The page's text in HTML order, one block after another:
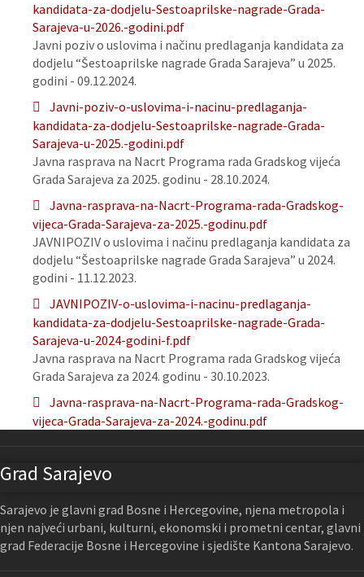
kandidata-za-dodjelu-Sestoaprilske-nagrade-Grada-
Sarajeva-u-2026.-godini.pdf
Javni poziv o uslovima i načinu predlaganja kandidata za
dodjelu “Šestoaprilske nagrade Grada Sarajeva” u 2025.
godini - 09.12.2024.
Javni-poziv-o-uslovima-i-nacinu-predlaganja-
kandidata-za-dodjelu-Sestoaprilske-nagrade-Grada-
Sarajeva-u-2025.-godini.pdf
Javna rasprava na Nacrt Programa rada Gradskog vijeća
Grada Sarajeva za 2025. godinu - 28.10.2024.
Javna-rasprava-na-Nacrt-Programa-rada-Gradskog-
vijeca-Grada-Sarajeva-za-2025.-godinu.pdf
JAVNIPOZIV o uslovima i načinu predlaganja kandidata za
dodjelu “Šestoaprilske nagrade Grada Sarajeva” u 2024.
godini - 11.12.2023.
JAVNIPOZIV-o-uslovima-i-nacinu-predlaganja-
kandidata-za-dodjelu-Sestoaprilske-nagrade-Grada-
Sarajeva-u-2024-godini-f.pdf
Javna rasprava na Nacrt Programa rada Gradskog vijeća
Grada Sarajeva za 2024. godinu - 30.10.2023.
Javna-rasprava-na-Nacrt-Programa-rada-Gradskog-
vijeca-Grada-Sarajeva-za-2024.-godinu.pdf
Grad Sarajevo
Sarajevo je glavni grad Bosne i Hercegovine, njena metropola i
njen najveći urbani, kulturni, ekonomski i prometni centar, glavni
grad Federacije Bosne i Hercegovine i sjedište Kantona Sarajevo.